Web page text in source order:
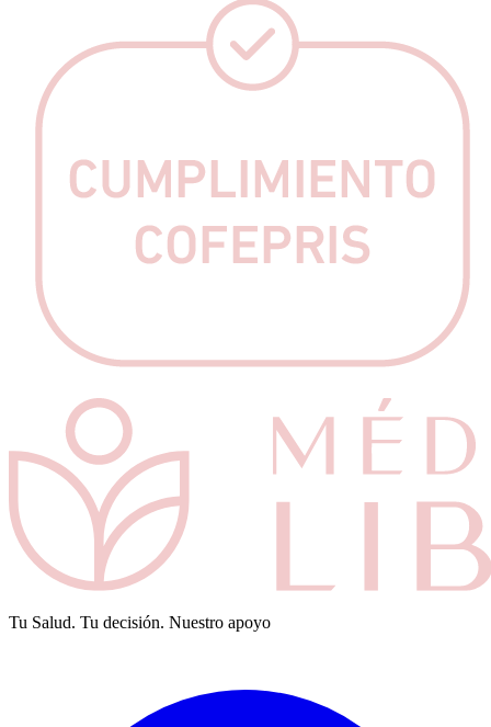
Tu Salud. Tu decisión. Nuestro apoyo